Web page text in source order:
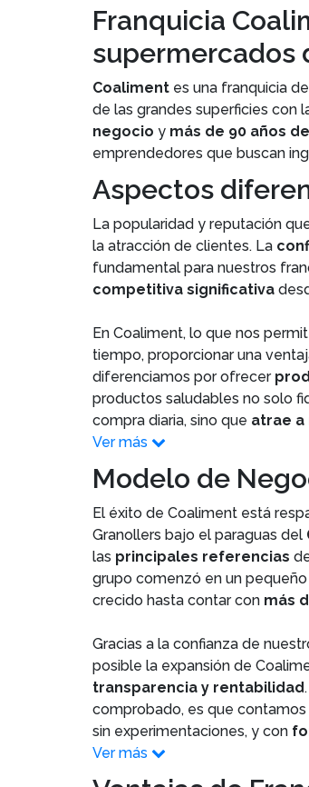
Franquicia
supermercados
Coaliment es una franquicia
de las grandes superficies con
negocio y más de 90 años
emprendedores que buscan
Aspectos
La popularidad y reputación
la atracción de clientes. La
fundamental para nuestros
competitiva significativa
En Coaliment, lo que nos
tiempo, proporcionar una
diferenciamos por ofrecer
productos saludables no solo
compra diaria, sino que atrae a
Ver más
Modelo de
El éxito de Coaliment está
Granollers bajo el paraguas del
las principales referencias
grupo comenzó en un
crecido hasta contar con más
Gracias a la confianza de
posible la expansión de
transparencia y rentabilidad
comprobado, es que
sin experimentaciones, y con
Ver más